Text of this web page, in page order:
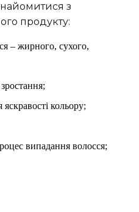
з
продукту:
– жирного, сухого,
кольору;
випадання волосся;